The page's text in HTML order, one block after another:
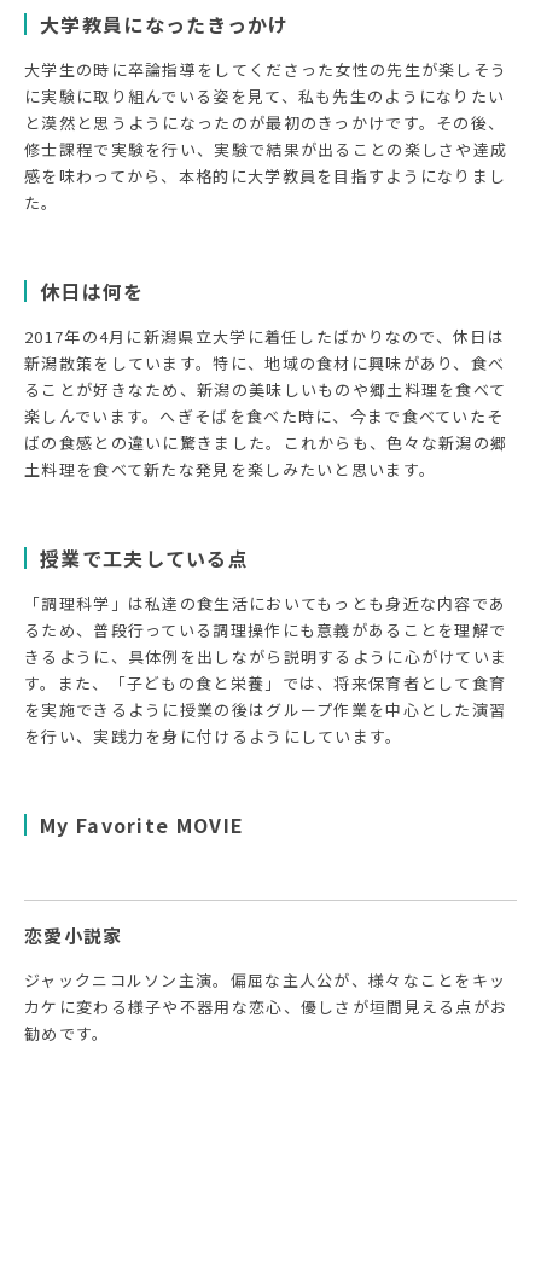
大学教員になったきっかけ
大学生の時に卒論指導をしてくださった女性の先生が楽しそう
に実験に取り組んでいる姿を見て、私も先生のようになりたい
と漠然と思うようになったのが最初のきっかけです。その後、
修士課程で実験を行い、実験で結果が出ることの楽しさや達成
感を味わってから、本格的に大学教員を目指すようになりまし
た。
休日は何を
2017年の4月に新潟県立大学に着任したばかりなので、休日は
新潟散策をしています。特に、地域の食材に興味があり、食べ
ることが好きなため、新潟の美味しいものや郷土料理を食べて
楽しんでいます。へぎそばを食べた時に、今まで食べていたそ
ばの食感との違いに驚きました。これからも、色々な新潟の郷
土料理を食べて新たな発見を楽しみたいと思います。
授業で工夫している点
「調理科学」は私達の食生活においてもっとも身近な内容であ
るため、普段行っている調理操作にも意義があることを理解で
きるように、具体例を出しながら説明するように心がけていま
す。また、「子どもの食と栄養」では、将来保育者として食育
を実施できるように授業の後はグループ作業を中心とした演習
を行い、実践力を身に付けるようにしています。
My Favorite MOVIE
恋愛小説家
ジャックニコルソン主演。偏屈な主人公が、様々なことをキッ
カケに変わる様子や不器用な恋心、優しさが垣間見える点がお
勧めです。